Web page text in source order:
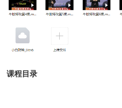
课程目录